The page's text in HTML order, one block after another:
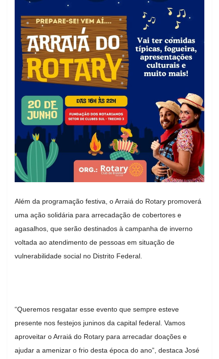
Além da programação festiva, o Arraiá do Rotary promoverá
uma ação solidária para arrecadação de cobertores e
agasalhos, que serão destinados à campanha de inverno
voltada ao atendimento de pessoas em situação de
vulnerabilidade social no Distrito Federal.
“Queremos resgatar esse evento que sempre esteve
presente nos festejos juninos da capital federal. Vamos
aproveitar o Arraiá do Rotary para arrecadar doações e
ajudar a amenizar o frio desta época do ano”, destaca José